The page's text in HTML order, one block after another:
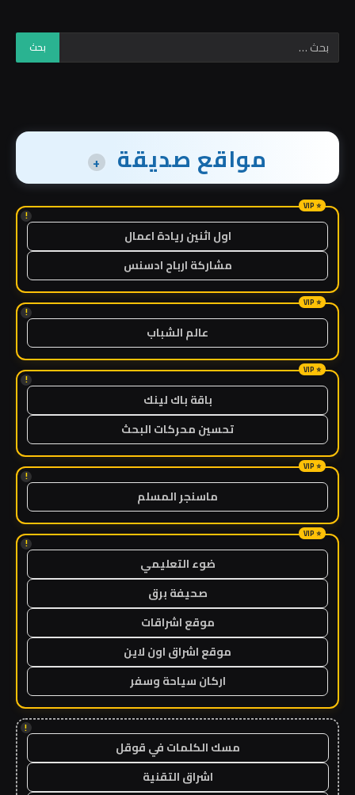
مواقع صديقة +
!
اول اثنين ريادة اعمال
مشاركة ارباح ادسنس
!
عالم الشباب
!
باقة باك لينك
تحسين محركات البحث
!
ماسنجر المسلم
!
ضوء التعليمي
صحيفة برق
موقع اشراقات
موقع اشراق اون لاين
اركان سياحة وسفر
!
مسك الكلمات في قوقل
اشراق التقنية